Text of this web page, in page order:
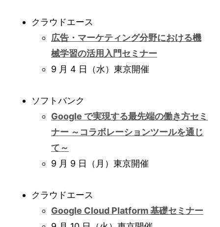
クラウドエース
広告・マーケティング分野における機
械学習の活用入門セミナー
9 月 4 日（水）東京開催
ソフトバンク
Google で実現する最先端の働き方セミ
ナー ～コラボレーションツールを通じ
て～
9 月 9 日（月）東京開催
クラウドエース
Google Cloud Platform 基礎セミナー